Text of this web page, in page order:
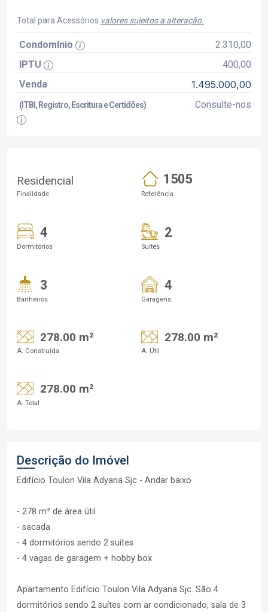
Total para Acessórios valores sujeitos a alteração.
Condomínio
2.310,00
IPTU
400,00
Venda
1.495.000,00
(ITBI, Registro, Escritura e Certidões) Consulte-nos
Residencial
Finalidade
1505
Referência
4
Dormitórios
2
Suítes
3
Banheiros
4
Garagens
278.00 m²
A. Construída
278.00 m²
A. Útil
278.00 m²
A. Total
Descrição do Imóvel
Edifício Toulon Vila Adyana Sjc - Andar baixo
- 278 m² de área útil
- sacada
- 4 dormitórios sendo 2 suítes
- 4 vagas de garagem + hobby box
Apartamento Edifício Toulon Vila Adyana Sjc. São 4
dormitórios sendo 2 suítes com ar condicionado, sala de 3